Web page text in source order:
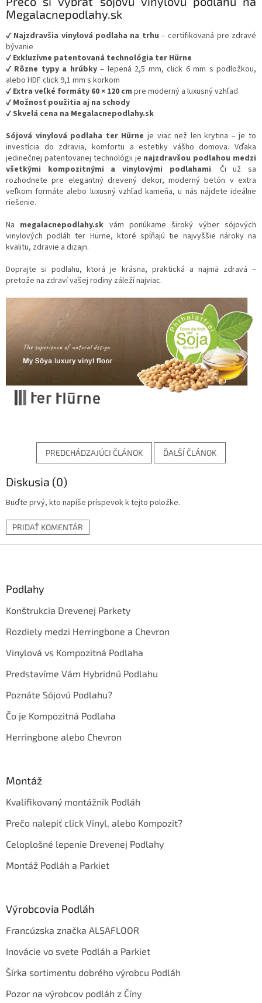
Megalacnepodlahy.sk
✔ Najzdravšia vinylová podlaha na trhu – certifikovaná pre zdravé
bývanie
✔ Exkluzívne patentovaná technológia ter Hürne
✔ Rôzne typy a hrúbky– lepená 2,5 mm, click 6 mm s podložkou,
alebo HDF click 9,1 mm s korkom
✔ Extra veľké formáty 60 × 120 cm pre moderný a luxusný vzhľad
✔ Možnosť použitia aj na schody
✔Skvelá cena na Megalacnepodlahy.sk
Sójová vinylová podlaha ter Hürne je viac než len krytina – je to
investícia do zdravia, komfortu a estetiky vášho domova. Vďaka
jedinečnej patentovanej technológii je najzdravšou podlahou medzi
všetkými kompozitnými a vinylovými podlahami. Či už sa
rozhodnete pre elegantný drevený dekor, moderný betón v extra
veľkom formáte alebo luxusný vzhľad kameňa, u nás nájdete ideálne
riešenie.
Na megalacnepodlahy.sk vám ponúkame široký výber sójových
vinylových podláh ter Hürne, ktoré spĺňajú tie najvyššie nároky na
kvalitu, zdravie a dizajn.
Doprajte si podlahu, ktorá je krásna, praktická a najmä zdravá –
pretože na zdraví vašej rodiny záleží najviac.
PREDCHÁDZAJÚCI ČLÁNOK ĎALŠÍ ČLÁNOK
Diskusia (0)
Buďte prvý, kto napíše príspevok k tejto položke.
PRIDAŤ KOMENTÁR
Podlahy
Konštrukcia Drevenej Parkety
Rozdiely medzi Herringbone a Chevron
Vinylová vs Kompozitná Podlaha
Predstavíme Vám Hybridnú Podlahu
Poznáte Sójovú Podlahu?
Čo je Kompozitná Podlaha
Herringbone alebo Chevron
Montáž
Kvalifikovaný montážnik Podláh
Prečo nalepiť click Vinyl, alebo Kompozit?
Celoplošné lepenie Drevenej Podlahy
Montáž Podláh a Parkiet
Výrobcovia Podláh
Francúzska značka ALSAFLOOR
Inovácie vo svete Podláh a Parkiet
Šírka sortimentu dobrého výrobcu Podláh
Pozor na výrobcov podláh z Číny